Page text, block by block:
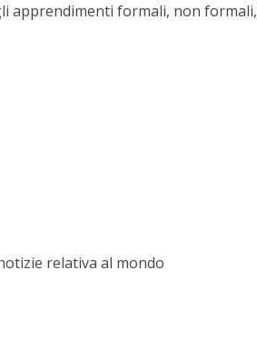
apprendimenti formali, non formali,
relativa al mondo